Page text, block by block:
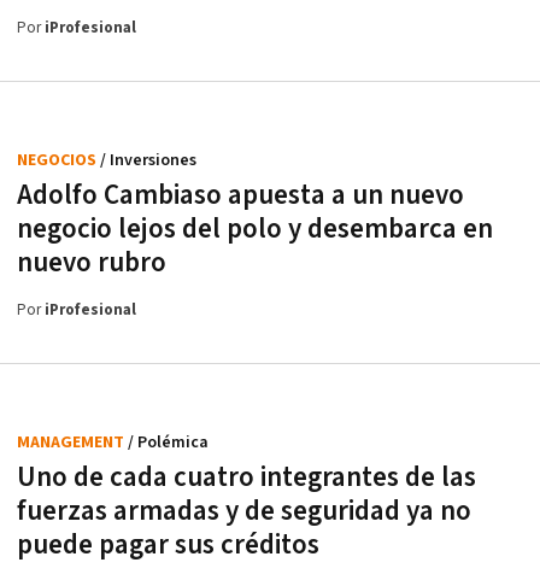
PoriProfesional
Adolfo Cambiaso apuesta a un nuevo
negocio lejos del polo y desembarca en
nuevo rubro
NEGOCIOS / Inversiones
PoriProfesional
Uno de cada cuatro integrantes de las
fuerzas armadas y de seguridad ya no
puede pagar sus créditos
MANAGEMENT / Polémica